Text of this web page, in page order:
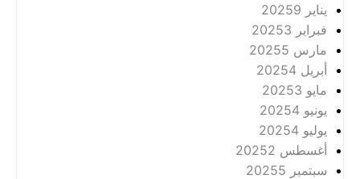
يناير 2025 9
فبراير 2025 3
مارس 2025 5
أبريل 2025 4
مايو 2025 3
يونيو 2025 4
يوليو 2025 4
أغسطس 2025 2
سبتمبر 2025 5